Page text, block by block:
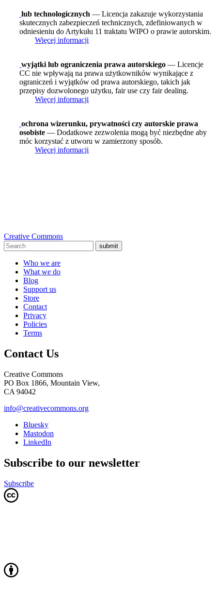
lub technologicznych — Licencja zakazuje wykorzystania
skutecznych zabezpieczeń technicznych, zdefiniowanych w
odniesieniu do Artykułu 11 traktatu WIPO o prawie autorskim.
Więcej informacji
wyjątki lub ograniczenia prawa autorskiego — Licencje
CC nie wpływają na prawa użytkowników wynikające z
ograniczeń i wyjątków od prawa autorskiego, takich jak
przepisy dozwolonego użytku, fair use czy fair dealing.
Więcej informacji
ochrona wizerunku, prywatności czy autorskie prawa
osobiste — Dodatkowe zezwolenia mogą być niezbędne aby
móc korzystać z utworu w zamierzony sposób.
Więcej informacji
Creative Commons
submit
Who we are
What we do
Blog
Support us
Store
Contact
Privacy
Policies
Terms
Contact Us
Creative Commons
PO Box 1866, Mountain View,
CA 94042
info@creativecommons.org
Bluesky
Mastodon
LinkedIn
Subscribe to our newsletter
Subscribe